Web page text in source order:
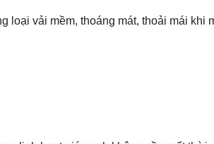
vải mềm, thoáng mát, thoải mái khi